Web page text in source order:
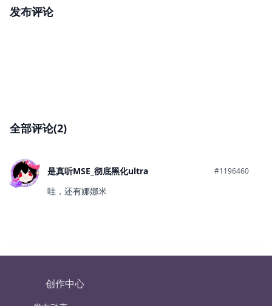
发布评论
全部评论(2)
是真听MSE_彻底黑化ultra #1196460
哇，还有娜娜米
创作中心